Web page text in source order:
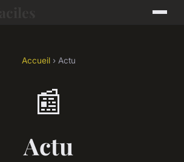
Accueil› Actu
📰
Actu